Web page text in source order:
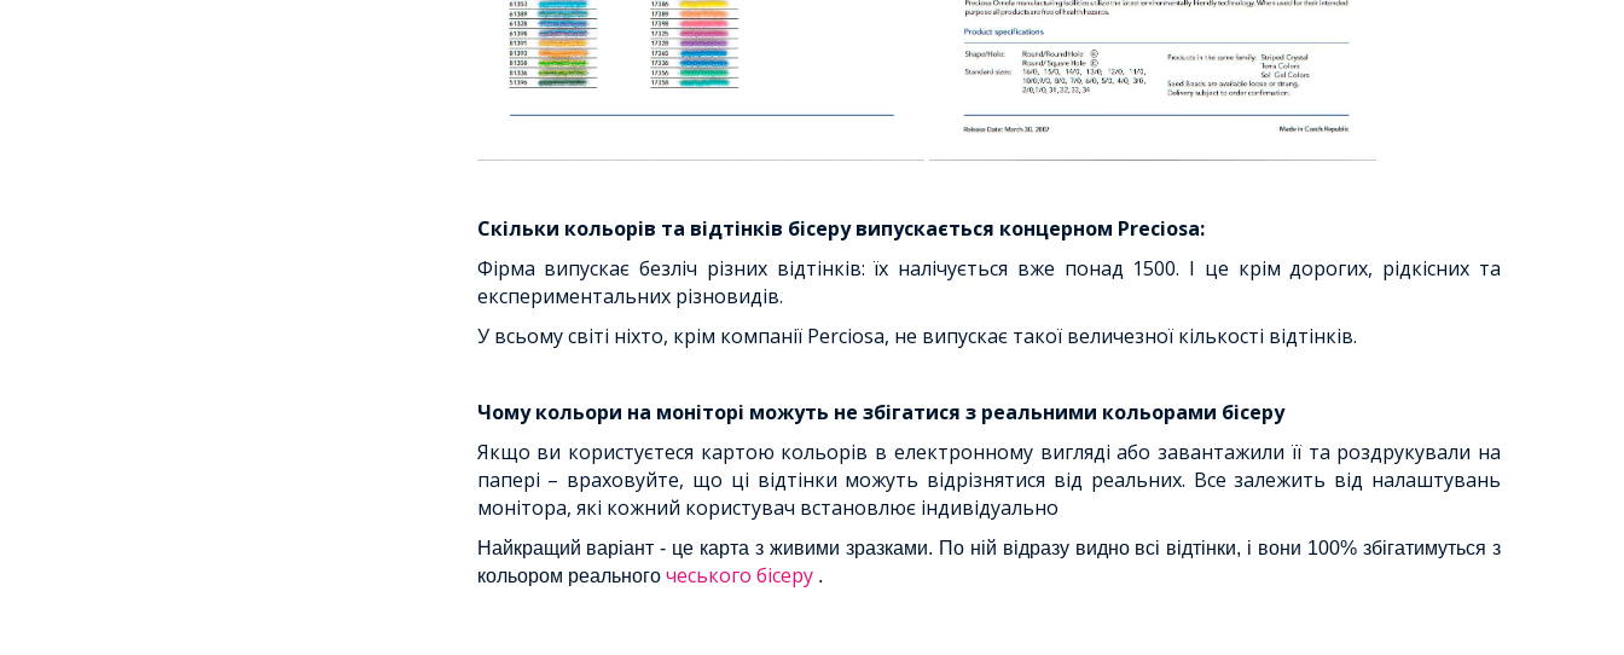
Скільки кольорів та відтінків бісеру випускається концерном Preciosa:
Фірма випускає безліч різних відтінків: їх налічується вже понад 1500. І це крім дорогих, рідкісних та
експериментальних різновидів.
У всьому світі ніхто, крім компанії Perciosa, не випускає такої величезної кількості відтінків.
Чому кольори на моніторі можуть не збігатися з реальними кольорами бісеру
Якщо ви користуєтеся картою кольорів в електронному вигляді або завантажили її та роздрукували на
папері – враховуйте, що ці відтінки можуть відрізнятися від реальних. Все залежить від налаштувань
монітора, які кожний користувач встановлює індивідуально
Найкращий варіант - це карта з живими зразками. По ній відразу видно всі відтінки, і вони 100% збігатимуться з
кольором реального чеського бісеру.